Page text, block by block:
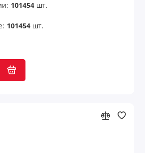
101454шт.
101454шт.